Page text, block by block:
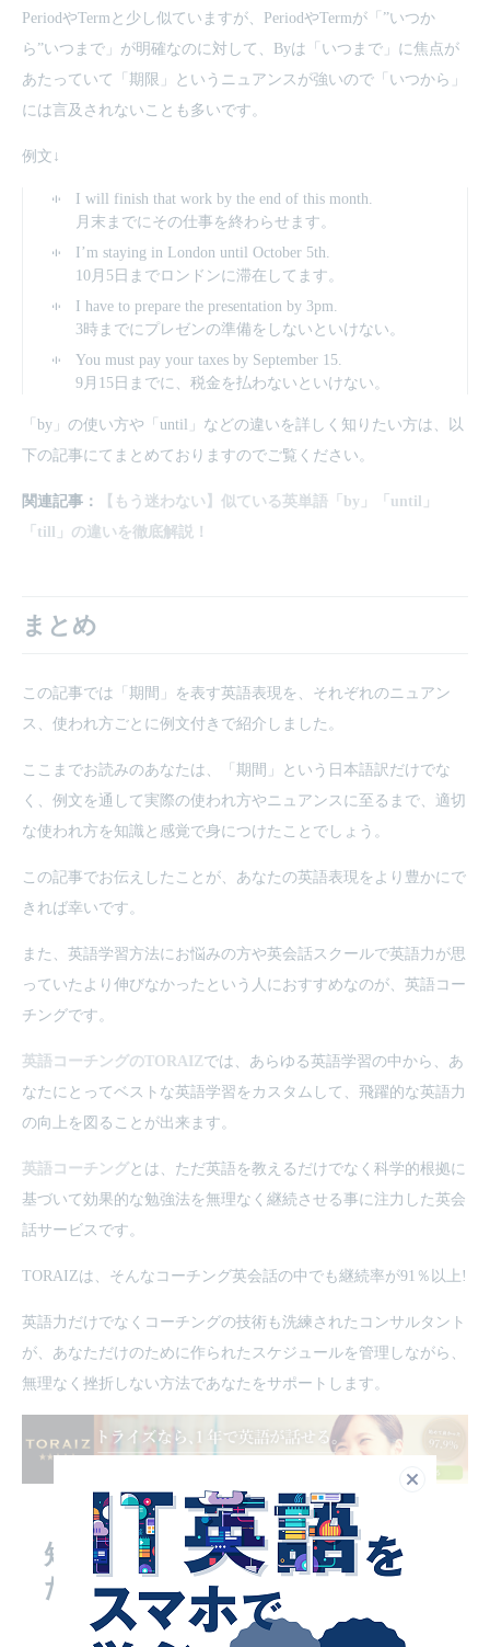
PeriodやTermと少し似ていますが、PeriodやTermが「”いつか
ら”いつまで」が明確なのに対して、Byは「いつまで」に焦点が
あたっていて「期限」というニュアンスが強いので「いつから」
には言及されないことも多いです。
例文↓
I will finish that work by the end of this month.
月末までにその仕事を終わらせます。
I’m staying in London until October 5th.
10月5日までロンドンに滞在してます。
I have to prepare the presentation by 3pm.
3時までにプレゼンの準備をしないといけない。
You must pay your taxes by September 15.
9月15日までに、税金を払わないといけない。
「by」の使い方や「until」などの違いを詳しく知りたい方は、以
下の記事にてまとめておりますのでご覧ください。
関連記事：
【もう迷わない】似ている英単語「by」「until」
「till」の違いを徹底解説！
まとめ
この記事では「期間」を表す英語表現を、それぞれのニュアン
ス、使われ方ごとに例文付きで紹介しました。
ここまでお読みのあなたは、「期間」という日本語訳だけでな
く、例文を通して実際の使われ方やニュアンスに至るまで、適切
な使われ方を知識と感覚で身につけたことでしょう。
この記事でお伝えしたことが、あなたの英語表現をより豊かにで
きれば幸いです。
また、英語学習方法にお悩みの方や英会話スクールで英語力が思
っていたより伸びなかったという人におすすめなのが、英語コー
チングです。
英語コーチングのTORAIZでは、あらゆる英語学習の中から、あ
なたにとってベストな英語学習をカスタムして、飛躍的な英語力
の向上を図ることが出来ます。
英語コーチングとは、ただ英語を教えるだけでなく科学的根拠に
基づいて効果的な勉強法を無理なく継続させる事に注力した英会
話サービスです。
TORAIZは、そんなコーチング英会話の中でも継続率が91％以上!
英語力だけでなくコーチングの技術も洗練されたコンサルタント
が、あなただけのために作られたスケジュールを管理しながら、
無理なく挫折しない方法であなたをサポートします。
短期で英語を話せるようになり
たい方におすすめのスクールは
「トライズ」
閉じる